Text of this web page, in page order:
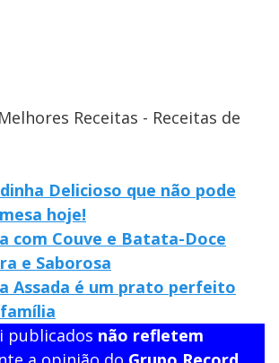
Receitas - Receitas de
Delicioso que não pode
hoje!
com Couve e Batata-Doce
e Saborosa
Assada é um prato perfeito
publicados não refletem